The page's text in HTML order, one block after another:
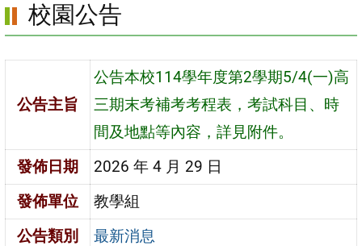
區
校園公告
公告主旨
公告本校114學年度第2學期5/4(一)高
三期末考補考考程表，考試科目、時
間及地點等內容，詳見附件。
發佈日期
2026 年 4 月 29 日
發佈單位
教學組
公告類別
最新消息